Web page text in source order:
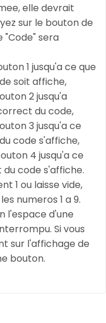
elle devrait
sur le bouton de
sera
1 jusqu'a ce que
soit affiche,
2 jusqu'a
du code,
3 jusqu'a ce
code s'affiche,
4 jusqu'a ce
code s'affiche.
1 ou laisse vide,
numeros 1 a 9.
l'espace d'une
Si vous
sur l'affichage de
bouton.